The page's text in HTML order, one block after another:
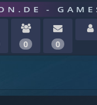
-
0 0